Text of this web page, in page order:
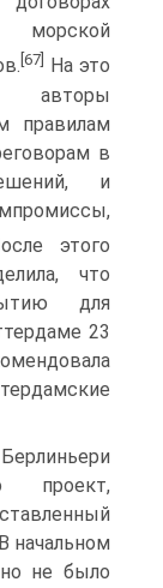
морской
[67]
На это
авторы
правилам
в
и
этого
что
для
23
проект,
начальном
не было